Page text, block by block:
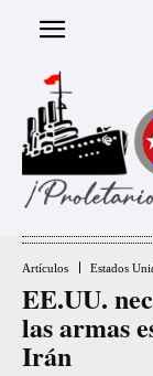
Artículos Estados
EE.UU.
las armas
Irán